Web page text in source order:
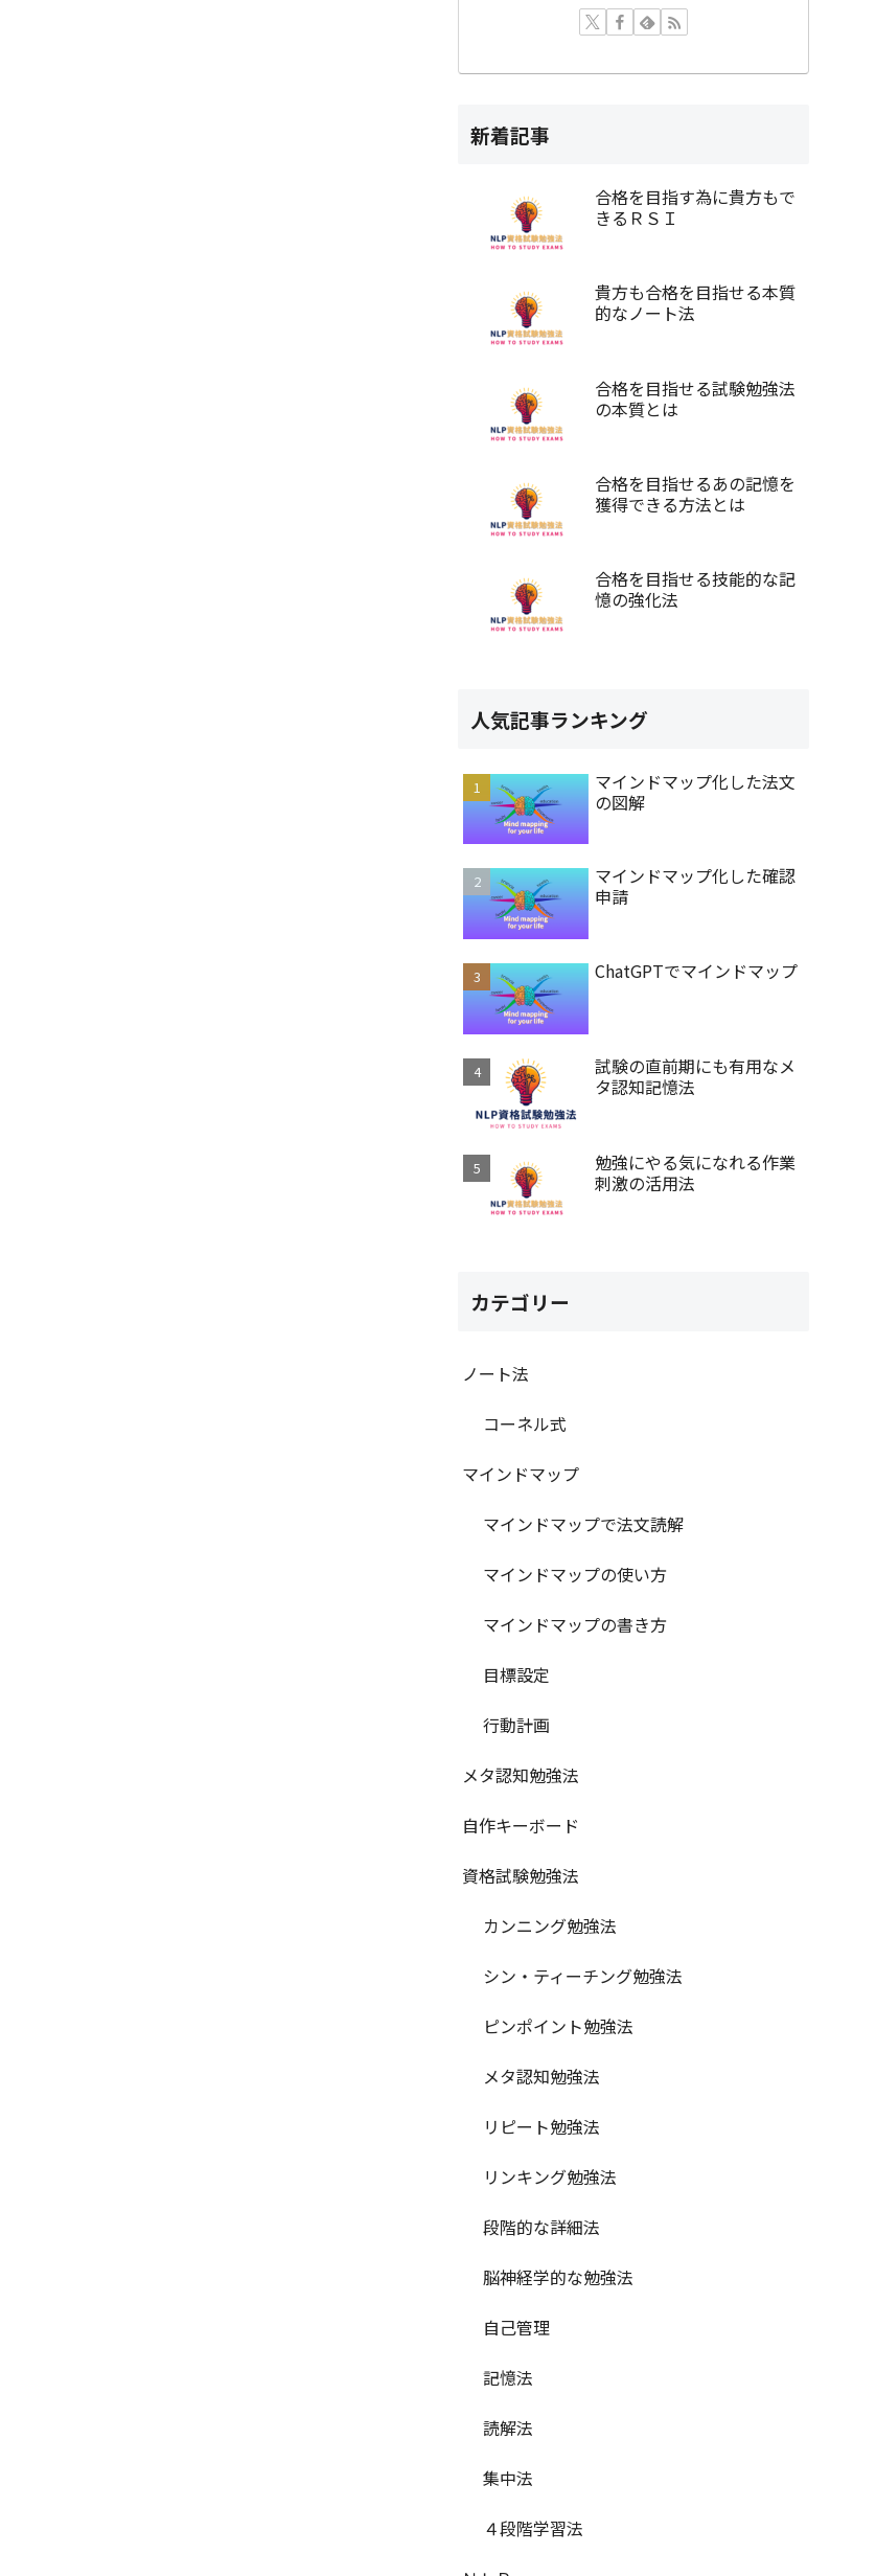
新着記事
合格を目指す為に貴方もで
きるＲＳＩ
貴方も合格を目指せる本質
的なノート法
合格を目指せる試験勉強法
の本質とは
合格を目指せるあの記憶を
獲得できる方法とは
合格を目指せる技能的な記
憶の強化法
人気記事ランキング
マインドマップ化した法文
の図解
マインドマップ化した確認
申請
ChatGPTでマインドマップ
試験の直前期にも有用なメ
タ認知記憶法
勉強にやる気になれる作業
刺激の活用法
カテゴリー
ノート法
コーネル式
マインドマップ
マインドマップで法文読解
マインドマップの使い方
マインドマップの書き方
目標設定
行動計画
メタ認知勉強法
自作キーボード
資格試験勉強法
カンニング勉強法
シン・ティーチング勉強法
ピンポイント勉強法
メタ認知勉強法
リピート勉強法
リンキング勉強法
段階的な詳細法
脳神経学的な勉強法
自己管理
記憶法
読解法
集中法
４段階学習法